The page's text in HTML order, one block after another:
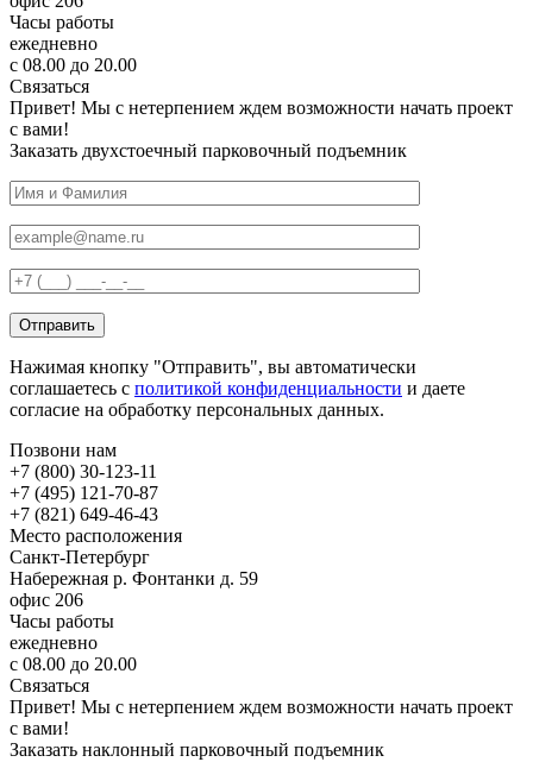
Часы работы
ежедневно
с 08.00 до 20.00
Связаться
Привет! Мы с нетерпением ждем возможности начать проект
с вами!
Заказать двухстоечный парковочный подъемник
Нажимая кнопку "Отправить", вы автоматически
соглашаетесь с политикой конфиденциальности и даете
согласие на обработку персональных данных.
Позвони нам
+7 (800) 30-123-11
+7 (495) 121-70-87
+7 (821) 649-46-43
Место расположения
Санкт-Петербург
Набережная р. Фонтанки д. 59
офис 206
Часы работы
ежедневно
с 08.00 до 20.00
Связаться
Привет! Мы с нетерпением ждем возможности начать проект
с вами!
Заказать наклонный парковочный подъемник